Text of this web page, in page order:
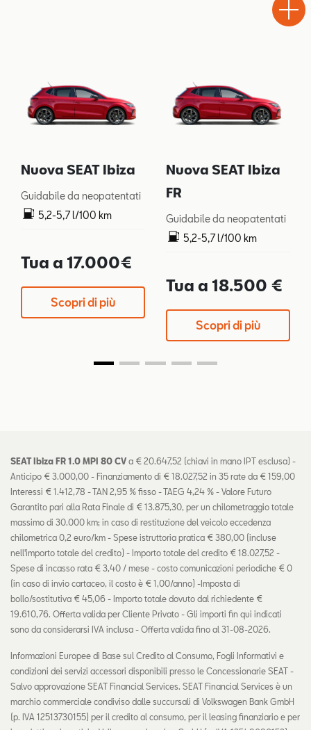
Nuova SEAT Ibiza
Guidabile da neopatentati
5,2-5,7 l/100 km
Tua a 17.000€
Scopri di più
Nuova SEAT Ibiza
FR
Guidabile da neopatentati
5,2-5,7 l/100 km
Tua a 18.500 €
Scopri di più
SEAT Ibiza FR 1.0 MPI 80 CV a € 20.647,52 (chiavi in mano IPT esclusa) -
Anticipo € 3.000,00 - Finanziamento di € 18.027,52 in 35 rate da € 159,00
Interessi € 1.412,78 - TAN 2,95 % fisso - TAEG 4,24 % - Valore Futuro
Garantito pari alla Rata Finale di € 13.875,30, per un chilometraggio totale
massimo di 30.000 km; in caso di restituzione del veicolo eccedenza
chilometrica 0,2 euro/km - Spese istruttoria pratica € 380,00 (incluse
nell'importo totale del credito) - Importo totale del credito € 18.027,52 -
Spese di incasso rata € 3,40 / mese - costo comunicazioni periodiche € 0
(in caso di invio cartaceo, il costo è € 1,00/anno) -Imposta di
bollo/sostitutiva € 45,06 - Importo totale dovuto dal richiedente €
19.610,76. Offerta valida per Cliente Privato - Gli importi fin qui indicati
sono da considerarsi IVA inclusa - Offerta valida fino al 31-08-2026.
Informazioni Europee di Base sul Credito al Consumo, Fogli Informativi e
condizioni dei servizi accessori disponibili presso le Concessionarie SEAT -
Salvo approvazione SEAT Financial Services. SEAT Financial Services è un
marchio commerciale condiviso dalle succursali di Volkswagen Bank GmbH
(p. IVA 12513730155) per il credito al consumo, per il leasing finanziario e per